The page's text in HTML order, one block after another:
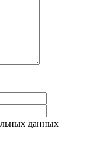
данных